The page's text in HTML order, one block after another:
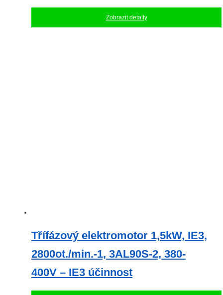
Zobrazit detaily
Třífázový elektromotor 1,5kW, IE3,
2800ot./min.-1, 3AL90S-2, 380-
400V – IE3 účinnost